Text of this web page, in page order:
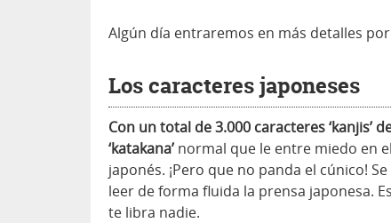
Algún día entraremos en más detalles
Los caracteres japoneses
Con un total de 3.000 caracteres ‘kanjis’
‘katakana’ normal que le entre miedo en
japonés. ¡Pero que no panda el cúnico!
leer de forma fluida la prensa japonesa.
te libra nadie.